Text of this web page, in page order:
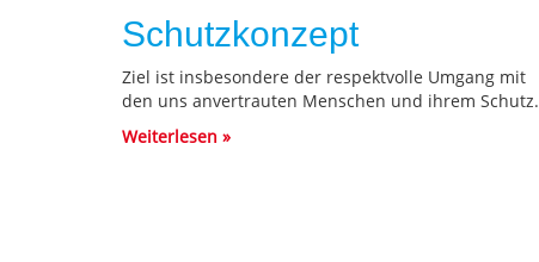
Schutzkonzept
Ziel ist insbesondere der respektvolle Umgang mit
den uns anvertrauten Menschen und ihrem Schutz.
Weiterlesen